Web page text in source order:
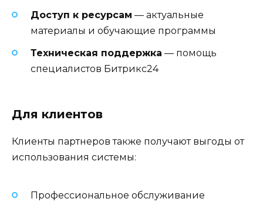
Доступ к ресурсам — актуальные
материалы и обучающие программы
Техническая поддержка — помощь
специалистов Битрикс24
Для клиентов
Клиенты партнеров также получают выгоды от
использования системы:
Профессиональное обслуживание